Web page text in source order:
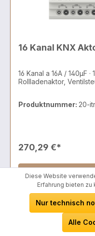
16 Kanal a 16A / 140µF
Rollladenaktor,
Produktnummer: 20-
270,29 €*
In
Wieder vorrätig in
Diese Website
Erfahrung bieten zu
Nur technisch
Alle